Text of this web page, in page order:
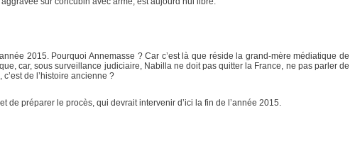
2015. Pourquoi Annemasse ? Car c’est là que réside la grand-mère médiatique de
car, sous surveillance judiciaire, Nabilla ne doit pas quitter la France, ne pas parler de
de l’histoire ancienne ?
préparer le procès, qui devrait intervenir d’ici la fin de l’année 2015.